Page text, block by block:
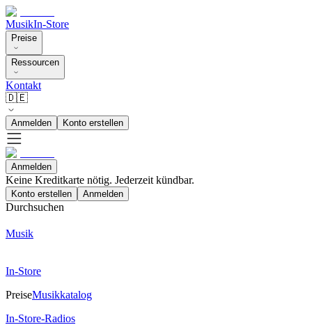
MusikIn-Store
Preise
Ressourcen
Kontakt
🇩🇪
Anmelden Konto erstellen
Anmelden
Keine Kreditkarte nötig. Jederzeit kündbar.
Konto erstellen Anmelden
Durchsuchen
Musik
In-Store
PreiseMusikkatalog
In-Store-Radios